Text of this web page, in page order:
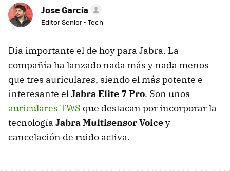
Jose García
Editor Senior - Tech
Día importante el de hoy para Jabra. La
compañía ha lanzado nada más y nada menos
que tres auriculares, siendo el más potente e
interesante elJabra Elite 7 Pro. Son unos
auriculares TWS que destacan por incorporar la
tecnología Jabra Multisensor Voicey
cancelación de ruido activa.